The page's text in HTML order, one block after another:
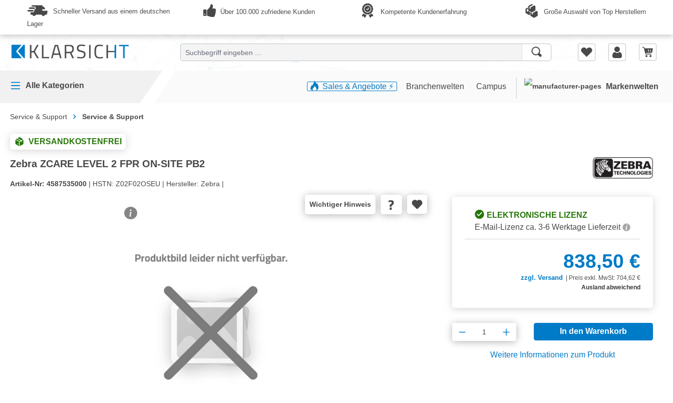
Zur Hauptnavigation springen
Schneller Versand aus einem deutschen
Lager
Über 100.000 zufriedene Kunden Kompetente Kundenerfahrung Große Auswahl von Top Herstellern
Alle Kategorien Sales & Angebote ⚡️ Branchenwelten Campus Markenwelten
Service & Support Service & Support
VERSANDKOSTENFREI
Zebra ZCARE LEVEL 2 FPR ON-SITE PB2
Artikel-Nr: 4587535000 | HSTN: Z02F02OSEU | Hersteller: Zebra |
Wichtiger Hinweis
ELEKTRONISCHE LIZENZ
E-Mail-Lizenz ca. 3-6 Werktage Lieferzeit
838,50 €
zzgl. Versand | Preis exkl. MwSt: 704,62 €
Ausland abweichend
Produkt Anzahl: Gib den gewünschten
In den Warenkorb
Weitere Informationen zum Produkt